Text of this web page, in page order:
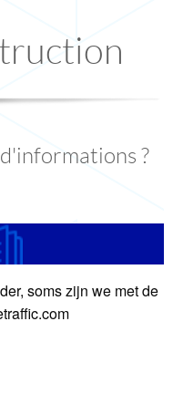
soms zijn we met de